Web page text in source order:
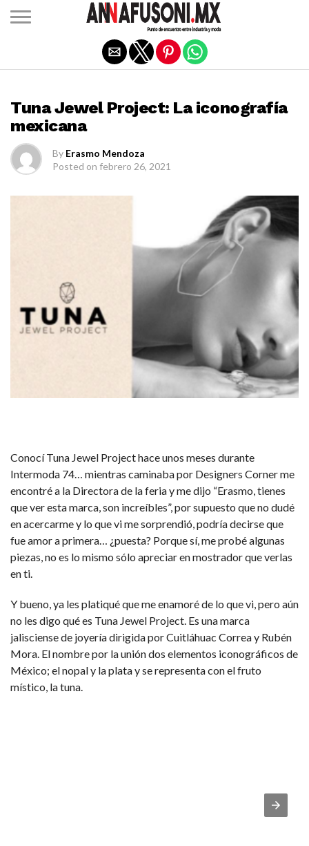
Tuna Jewel Project: La iconografía
mexicana
By Erasmo Mendoza
Posted on febrero 26, 2021
Conocí Tuna Jewel Project hace unos meses durante
Intermoda 74… mientras caminaba por Designers Corner me
encontré a la Directora de la feria y me dijo “Erasmo, tienes
que ver esta marca, son increíbles”, por supuesto que no dudé
en acercarme y lo que vi me sorprendió, podría decirse que
fue amor a primera… ¿puesta? Porque sí, me probé algunas
piezas, no es lo mismo sólo apreciar en mostrador que verlas
en ti.
Y bueno, ya les platiqué que me enamoré de lo que vi, pero aún
no les digo qué es Tuna Jewel Project. Es una marca
jalisciense de joyería dirigida por Cuitláhuac Correa y Rubén
Mora. El nombre por la unión dos elementos iconográficos de
México; el nopal y la plata y se representa con el fruto
místico, la tuna.
Salir de la versión móvil